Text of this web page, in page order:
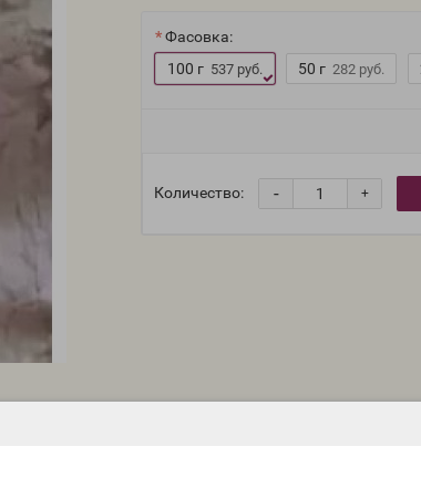
Фасовка:
100 г 537 руб. 50 г 282 руб.
Количество: +
-